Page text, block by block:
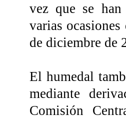
vez que se
varias
de diciembre de
El humedal
mediante
Comisión